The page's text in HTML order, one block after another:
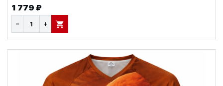
1 779 ₽
− + В КОРЗИНУ